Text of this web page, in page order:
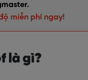
miễn phí ngay!
là gì?